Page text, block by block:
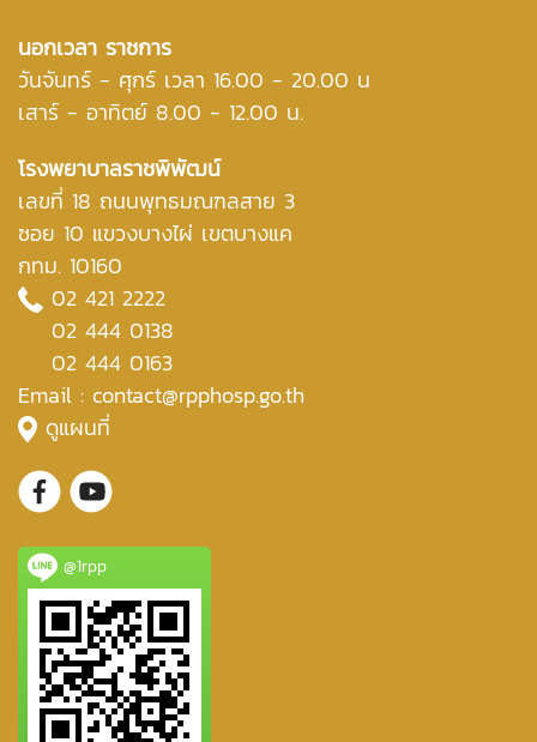
นอกเวลา ราชการ
วันจันทร์ - ศุกร์ เวลา 16.00 - 20.00 น
เสาร์ - อาทิตย์ 8.00 - 12.00 น.
โรงพยาบาลราชพิพัฒน์
เลขที่ 18 ถนนพุทธมณฑลสาย 3
ซอย 10 แขวงบางไผ่ เขตบางแค
กทม. 10160
02 421 2222
02 444 0138
02 444 0163
Email : contact@rpphosp.go.th
ดูแผนที่
@1rpp